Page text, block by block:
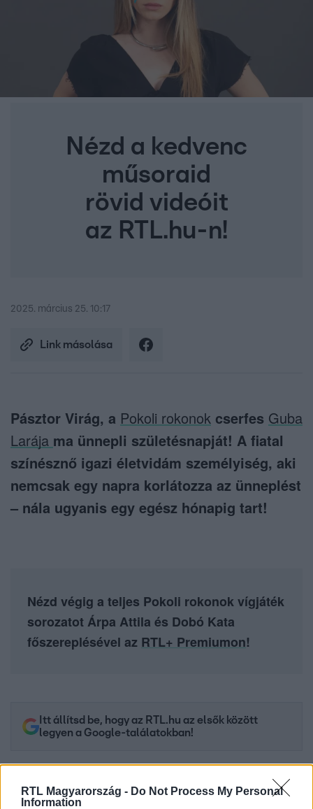
RTL Magyarország - Do Not Process My Personal
Information
Nézd a kedvenc
műsoraid
rövid videóit
az RTL.hu-n!
2025. március 25. 10:17
Link másolása
Pásztor Virág, a Pokoli rokonok cserfes Guba
Larája ma ünnepli születésnapját! A fiatal
színésznő igazi életvidám személyiség, aki
nemcsak egy napra korlátozza az ünneplést
– nála ugyanis egy egész hónapig tart!
Nézd végig a teljes Pokoli rokonok vígjáték
sorozatot Árpa Attila és Dobó Kata
főszereplésével az RTL+ Premiumon!
Itt állítsd be, hogy az RTL.hu az elsők között
legyen a Google-találatokban!